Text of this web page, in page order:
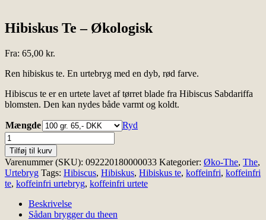
Hibiskus Te – Økologisk
Fra: 65,00 kr.
Ren hibiskus te. En urtebryg med en dyb, rød farve.
Hibiscus te er en urtete lavet af tørret blade fra Hibiscus Sabdariffa
blomsten. Den kan nydes både varmt og koldt.
Mængde
Ryd
Hibiskus
Te
-
Økologisk
antal
Tilføj til kurv
Varenummer (SKU): 092220180000033 Kategorier: Øko-The, The,
Urtebryg Tags: Hibiscus, Hibiskus, Hibiskus te, koffeinfri, koffeinfri
te, koffeinfri urtebryg, koffeinfri urtete
Beskrivelse
Sådan brygger du theen